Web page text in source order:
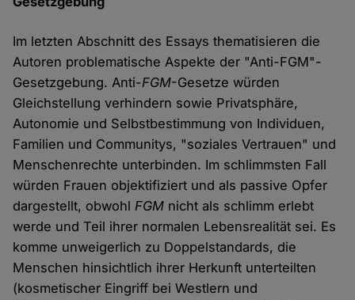
Im letzten Abschnitt des Essays thematisieren die
Autoren problematische Aspekte der "Anti-FGM"-
Gesetzgebung. Anti-FGM-Gesetze würden
Gleichstellung verhindern sowie Privatsphäre,
Autonomie und Selbstbestimmung von Individuen,
Familien und Communitys, "soziales Vertrauen" und
Menschenrechte unterbinden. Im schlimmsten Fall
würden Frauen objektifiziert und als passive Opfer
dargestellt, obwohlFGM nicht als schlimm erlebt
werde und Teil ihrer normalen Lebensrealität sei. Es
komme unweigerlich zu Doppelstandards, die
Menschen hinsichtlich ihrer Herkunft unterteilten
(kosmetischer Eingriff bei Westlern und